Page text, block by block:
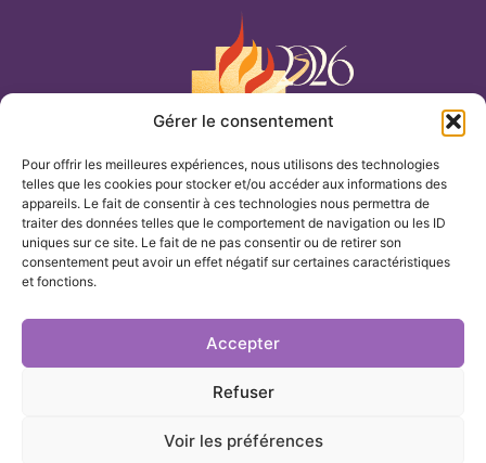
Gérer le consentement
Pour offrir les meilleures expériences, nous utilisons des technologies
telles que les cookies pour stocker et/ou accéder aux informations des
appareils. Le fait de consentir à ces technologies nous permettra de
traiter des données telles que le comportement de navigation ou les ID
uniques sur ce site. Le fait de ne pas consentir ou de retirer son
consentement peut avoir un effet négatif sur certaines caractéristiques
et fonctions.
Accepter
Refuser
Voir les préférences
INÍCIO
TEMAS
NOSSA PRESENÇA